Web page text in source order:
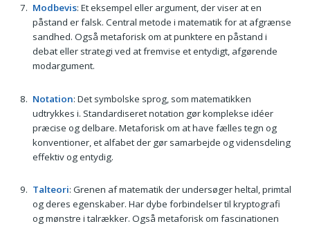
Modbevis: Et eksempel eller argument, der viser at en
påstand er falsk. Central metode i matematik for at afgrænse
sandhed. Også metaforisk om at punktere en påstand i
debat eller strategi ved at fremvise et entydigt, afgørende
modargument.
Notation: Det symbolske sprog, som matematikken
udtrykkes i. Standardiseret notation gør komplekse idéer
præcise og delbare. Metaforisk om at have fælles tegn og
konventioner, et alfabet der gør samarbejde og vidensdeling
effektiv og entydig.
Talteori: Grenen af matematik der undersøger heltal, primtal
og deres egenskaber. Har dybe forbindelser til kryptografi
og mønstre i talrækker. Også metaforisk om fascinationen